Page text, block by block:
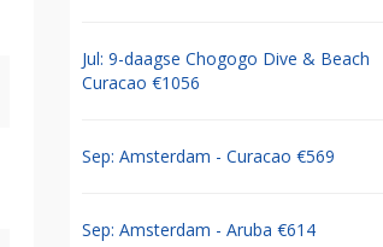
Jul: 9-daagse Chogogo Dive & Beach
Curacao €1056
Sep: Amsterdam - Curacao €569
Sep: Amsterdam - Aruba €614